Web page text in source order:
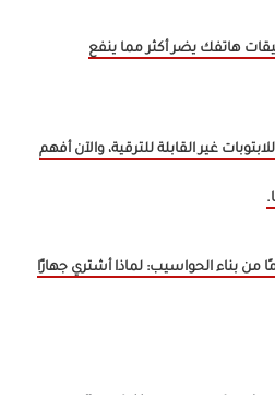
هاتفك يضر أكثر مما ينفع
غير القابلة للترقية، والآن أفهم
20 عامًا من بناء الحواسيب: لماذا أشتري جهازًا